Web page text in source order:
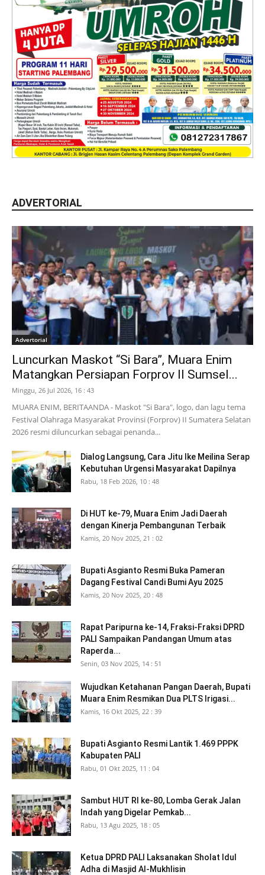
ADVERTORIAL
Advertorial
Luncurkan Maskot “Si Bara”, Muara Enim
Matangkan Persiapan Forprov II Sumsel...
Minggu, 26 Jul 2026, 16 : 43
MUARA ENIM, BERITAANDA - Maskot "Si Bara", logo, dan lagu tema
Festival Olahraga Masyarakat Provinsi (Forprov) II Sumatera Selatan
2026 resmi diluncurkan sebagai penanda...
Dialog Langsung, Cara Jitu Ike Meilina Serap
Kebutuhan Urgensi Masyarakat Dapilnya
Rabu, 18 Feb 2026, 10 : 48
Di HUT ke-79, Muara Enim Jadi Daerah
dengan Kinerja Pembangunan Terbaik
Kamis, 20 Nov 2025, 21 : 02
Bupati Asgianto Resmi Buka Pameran
Dagang Festival Candi Bumi Ayu 2025
Kamis, 20 Nov 2025, 20 : 48
Rapat Paripurna ke-14, Fraksi-Fraksi DPRD
PALI Sampaikan Pandangan Umum atas
Raperda...
Senin, 03 Nov 2025, 14 : 51
Wujudkan Ketahanan Pangan Daerah, Bupati
Muara Enim Resmikan Dua PLTS Irigasi...
Kamis, 16 Okt 2025, 22 : 39
Bupati Asgianto Resmi Lantik 1.469 PPPK
Kabupaten PALI
Rabu, 01 Okt 2025, 11 : 04
Sambut HUT RI ke-80, Lomba Gerak Jalan
Indah yang Digelar Pemkab...
Rabu, 13 Agu 2025, 18 : 05
Ketua DPRD PALI Laksanakan Sholat Idul
Adha di Masjid Al-Mukhlisin